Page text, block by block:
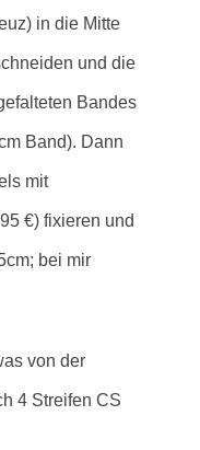
in die Mitte
und die
Bandes
Band). Dann
mit
€) fixieren und
bei mir
von der
4 Streifen CS